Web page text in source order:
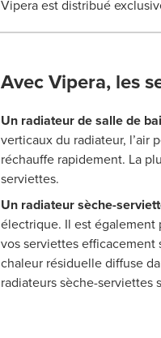
Vipera est distribué
Avec Vipera, les
Un radiateur de salle de
verticaux du radiateur, l’air
réchauffe rapidement. La
serviettes.
Un radiateur sèche-
électrique. Il est également
vos serviettes efficacement
chaleur résiduelle diffuse
radiateurs sèche-serviettes